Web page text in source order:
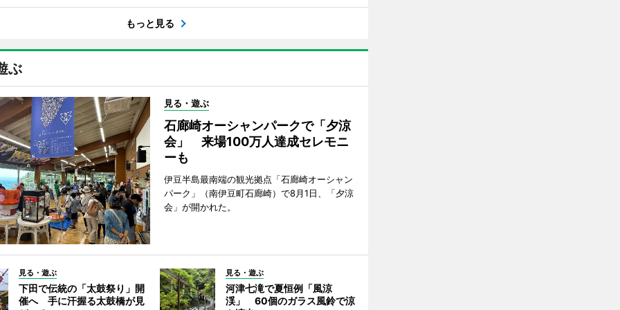
もっと見る
ぶ
見る・遊ぶ
石廊崎オーシャンパークで「夕涼
会」 来場100万人達成セレモニ
ーも
伊豆半島最南端の観光拠点「石廊崎オーシャン
パーク」（南伊豆町石廊崎）で8月1日、「夕涼
会」が開かれた。
見る・遊ぶ
下田で伝統の「太鼓祭り」開
催へ 手に汗握る太鼓橋が見
見る・遊ぶ
河津七滝で夏恒例「風涼
渓」 60個のガラス風鈴で涼